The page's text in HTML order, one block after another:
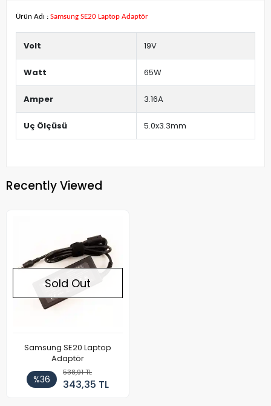
Ürün Adı : Samsung SE20 Laptop Adaptör
Volt 19V
Watt 65W
Amper 3.16A
Uç Ölçüsü 5.0x3.3mm
Recently Viewed
Sold Out
Samsung SE20 Laptop
Adaptör
%36
538,91 TL
343,35 TL